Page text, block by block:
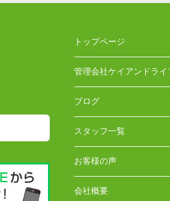
トップページ
管理会社ケイアンドライ
ブログ
スタッフ一覧
お客様の声
会社概要